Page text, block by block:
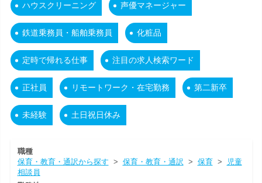
ハウスクリーニング 声優マネージャー
鉄道乗務員・船舶乗務員 化粧品
定時で帰れる仕事 注目の求人検索ワード
正社員 リモートワーク・在宅勤務 第二新卒
未経験 土日祝日休み
職種
保育・教育・通訳から探す > 保育・教育・通訳 > 保育>
児童
相談員